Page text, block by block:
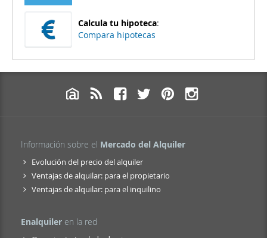
Calcula tu hipoteca:
Compara hipotecas
Información sobre el Mercado del Alquiler
Evolución del precio del alquiler
Ventajas de alquilar: para el propietario
Ventajas de alquilar: para el inquilino
Enalquiler en la red